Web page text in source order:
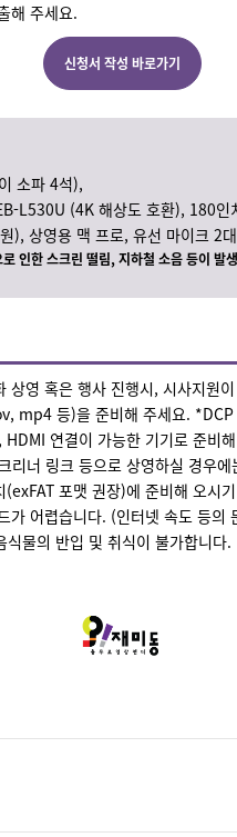
해 주세요.
신청서 작성 바로가기
소파 4석),
L530U (4K 해상도 호환), 180인
), 상영용 맥 프로, 유선 마이크 2대
인한 스크린 떨림, 지하철 소음 등이 발
상영 혹은 행사 진행시, 시사지원이
mp4 등)을 준비해 주세요. *DCP
연결이 가능한 기기로 준비
너 링크 등으로 상영하실 경우에
포맷 권장)에 준비해 오시
가 어렵습니다. (인터넷 속도 등의
물의 반입 및 취식이 불가합니다.